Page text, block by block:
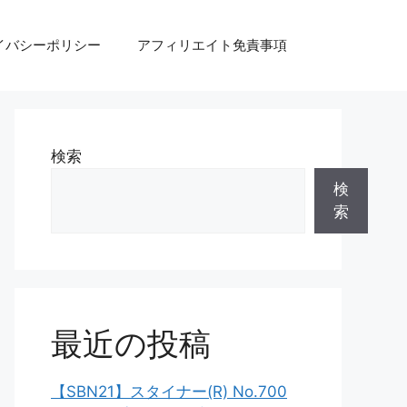
バシーポリシー アフィリエイト免責事項
検索
検
索
最近の投稿
【SBN21】スタイナー(R) No.700